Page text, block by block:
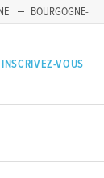
BOURGOGNE-
INSCRIVEZ-VOUS